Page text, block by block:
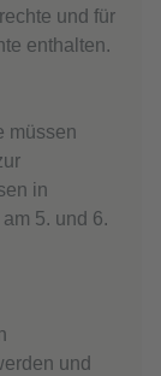
und für
enthalten.
müssen
in
5. und 6.
und